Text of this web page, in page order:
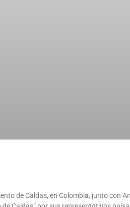
de Caldas, en Colombia, junto con